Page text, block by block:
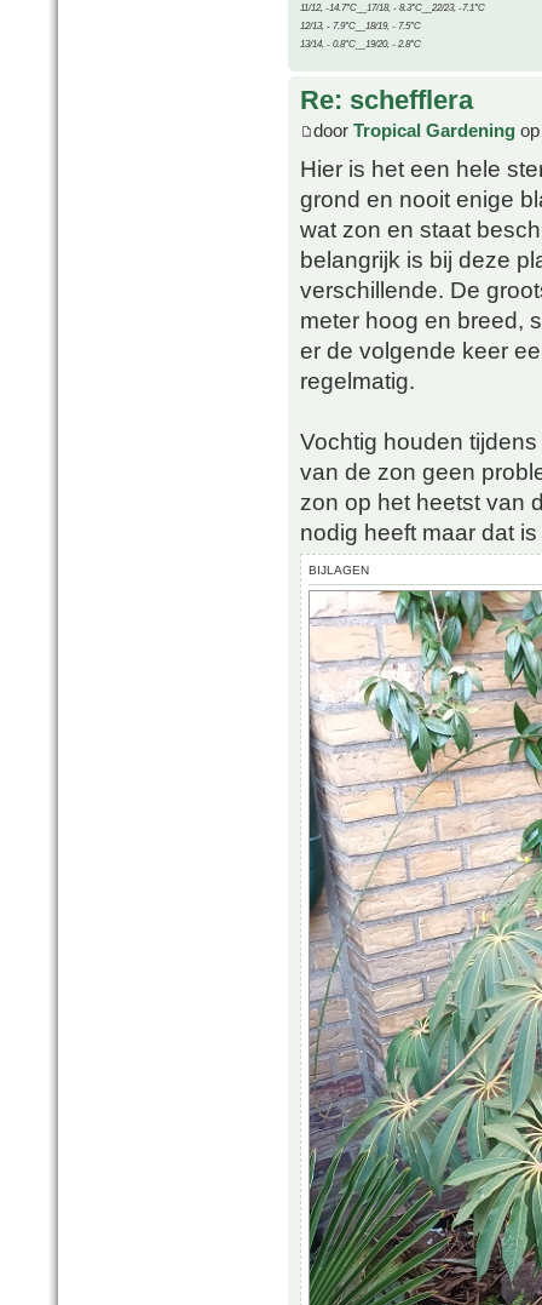
11/12, -14.7°C__17/18, - 8.3°C__22/23, -7.1°C
12/13, - 7.9°C__18/19, - 7.5°C
13/14, - 0.8°C__19/20, - 2.8°C
Re: schefflera
door Tropical Gardening
Hier is het een hele
grond en nooit enige
wat zon en staat
belangrijk is bij deze
verschillende. De
meter hoog en breed,
er de volgende keer
regelmatig.
Vochtig houden
van de zon geen
zon op het heetst van
nodig heeft maar dat
BIJLAGEN